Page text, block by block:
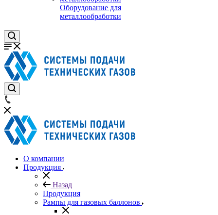
Оборудование для
металлообработки
О компании
Продукция
Назад
Продукция
Рампы для газовых баллонов